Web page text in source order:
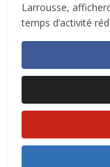
Larrousse,
temps d’activité